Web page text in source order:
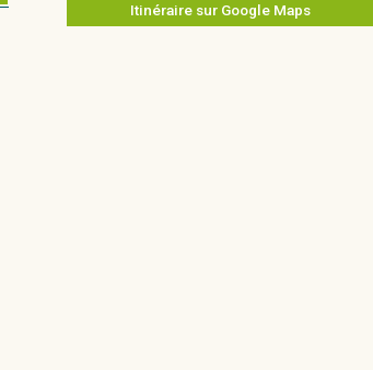
Itinéraire sur Google Maps